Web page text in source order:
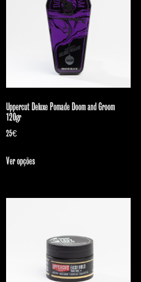
Uppercut Deluxe Pomade Doom and Groom
120gr
25€
Ver opções